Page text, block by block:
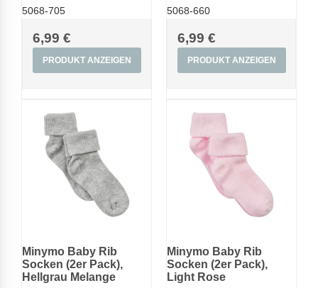
5068-705
6,99 €
PRODUKT ANZEIGEN
5068-660
6,99 €
PRODUKT ANZEIGEN
Minymo Baby Rib
Socken (2er Pack),
Hellgrau Melange
Minymo Baby Rib
Socken (2er Pack),
Light Rose